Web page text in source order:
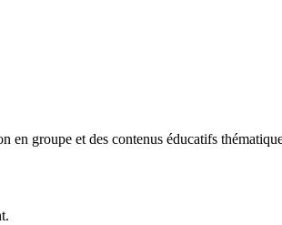
groupe et des contenus éducatifs